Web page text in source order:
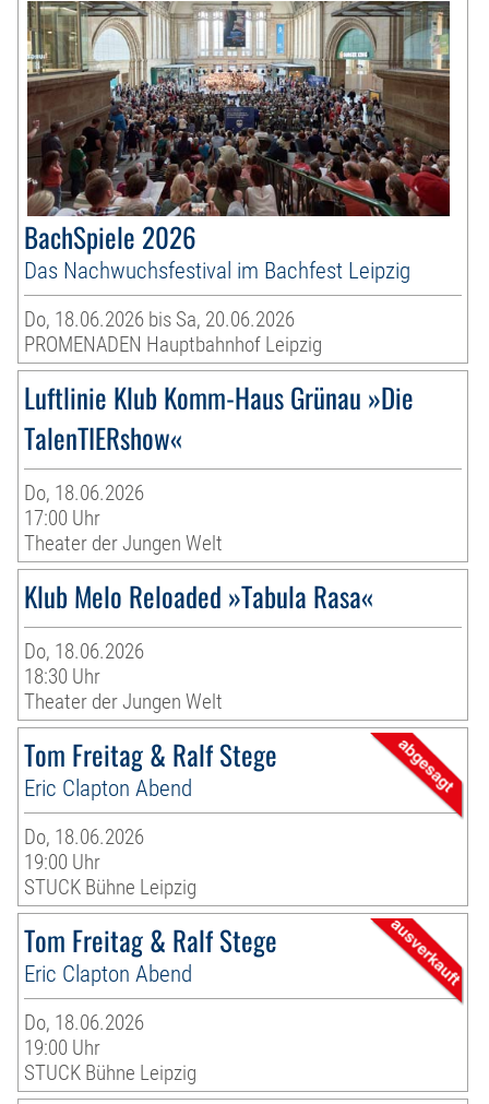
BachSpiele 2026
Das Nachwuchsfestival im Bachfest Leipzig
Do, 18.06.2026 bis Sa, 20.06.2026
PROMENADEN Hauptbahnhof Leipzig
Luftlinie Klub Komm-Haus Grünau »Die
TalenTIERshow«
Do, 18.06.2026
17:00 Uhr
Theater der Jungen Welt
Klub Melo Reloaded »Tabula Rasa«
Do, 18.06.2026
18:30 Uhr
Theater der Jungen Welt
Tom Freitag & Ralf Stege
Eric Clapton Abend
Do, 18.06.2026
19:00 Uhr
STUCK Bühne Leipzig
Tom Freitag & Ralf Stege
Eric Clapton Abend
Do, 18.06.2026
19:00 Uhr
STUCK Bühne Leipzig